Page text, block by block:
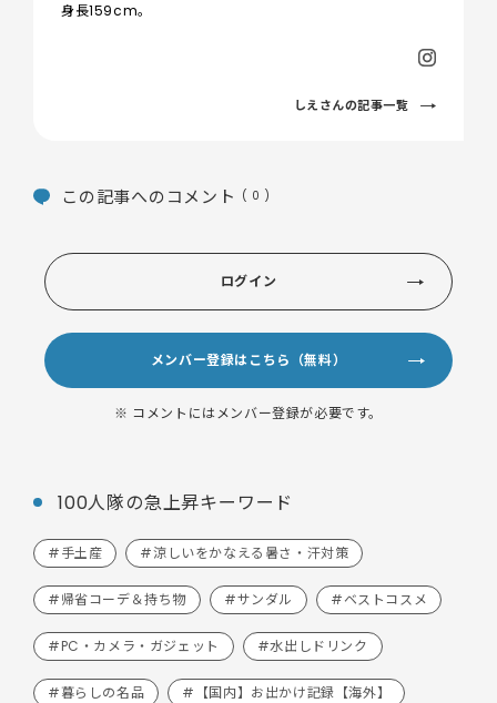
身長159cm。
しえさんの記事一覧
この記事へのコメント ( 0 )
ログイン
メンバー登録はこちら（無料）
※ コメントにはメンバー登録が必要です。
100人隊の急上昇キーワード
#手土産 #涼しいをかなえる暑さ・汗対策
#帰省コーデ＆持ち物 #サンダル #ベストコスメ
#PC・カメラ・ガジェット #水出しドリンク
#暮らしの名品 #【国内】お出かけ記録【海外】